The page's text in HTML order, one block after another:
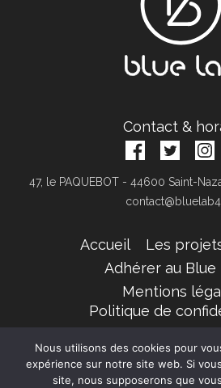
Accueil
Les
Adhérer au Blue
Mentions
Politique de
© 2019 Blue Lab. Tous
Contact &
47, le PAQUEBOT - 44600 Saint-
Nous utilisons des cookies pour
expérience sur notre site web. Si
site, nous supposerons que